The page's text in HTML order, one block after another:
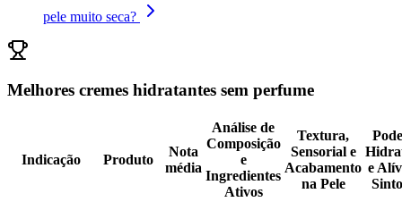
pele muito seca?
Melhores cremes hidratantes sem perfume
Indicação Produto
Nota
média
Análise de
Composição
e
Ingredientes
Ativos
Textura,
Sensorial e
Acabamento
na Pele
e